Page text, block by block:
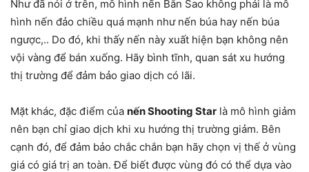
Như đã nói ở trên, mô hình nến Bắn Sao không phải là mô
hình nến đảo chiều quá mạnh như nến búa hay nến búa
ngược,.. Do đó, khi thấy nến này xuất hiện bạn không nên
vội vàng để bán xuống. Hãy bình tĩnh, quan sát xu hướng
thị trường để đảm bảo giao dịch có lãi.
Mặt khác, đặc điểm của nến Shooting Star là mô hình giảm
nên bạn chỉ giao dịch khi xu hướng thị trường giảm. Bên
cạnh đó, để đảm bảo chắc chắn bạn hãy chọn vị thế ở vùng
giá có giá trị an toàn. Để biết được vùng đó có thể dựa vào